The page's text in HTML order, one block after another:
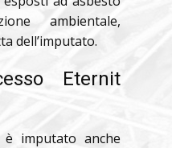
ambientale,
dell’imputato.
Eternit
è imputato anche